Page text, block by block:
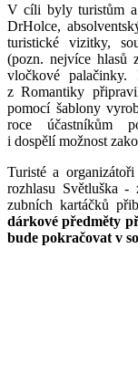
V cíli byly turistům a
DrHolce,
turistické vizitky,
(pozn. nejvíce hlasů
vločkové palačinky.
z Romantiky
pomocí šablony
roce účastníkům
i dospělí možnost
Turisté a
rozhlasu Světluška -
zubních kartáčků
dárkové předměty
bude pokračovat v